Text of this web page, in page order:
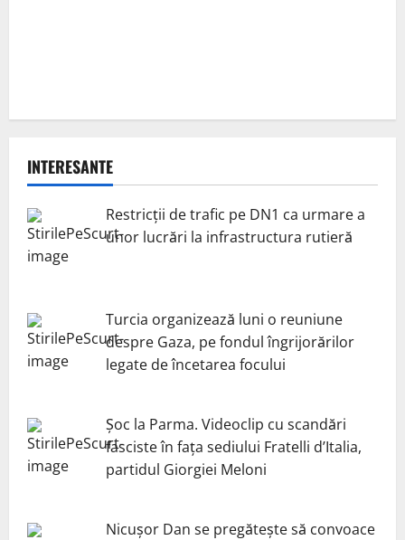
INTERESANTE
Restricții de trafic pe DN1 ca urmare a
unor lucrări la infrastructura rutieră
Turcia organizează luni o reuniune
despre Gaza, pe fondul îngrijorărilor
legate de încetarea focului
Șoc la Parma. Videoclip cu scandări
fasciste în fața sediului Fratelli d’Italia,
partidul Giorgiei Meloni
Nicuşor Dan se pregăteşte să convoace